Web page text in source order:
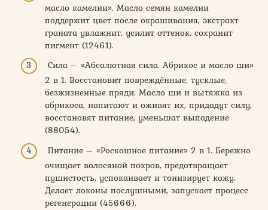
масло камелии». Масло семян камелии
поддержит цвет после окрашивания, экстракт
граната увлажнит, усилит оттенок, сохранит
пигмент (12461).
Сила – «Абсолютная сила. Абрикос и масло ши»
2 в 1. Восстановит повреждённые, тусклые,
безжизненные пряди. Масло ши и вытяжка из
абрикоса, напитают и оживят их, придадут силу,
восстановят питание, уменьшат выпадение
(88054).
Питание – «Роскошное питание» 2 в 1. Бережно
очищает волосяной покров, предотвращает
пушистость, успокаивает и тонизирует кожу.
Делает локоны послушными, запускает процесс
регенерации (45666).